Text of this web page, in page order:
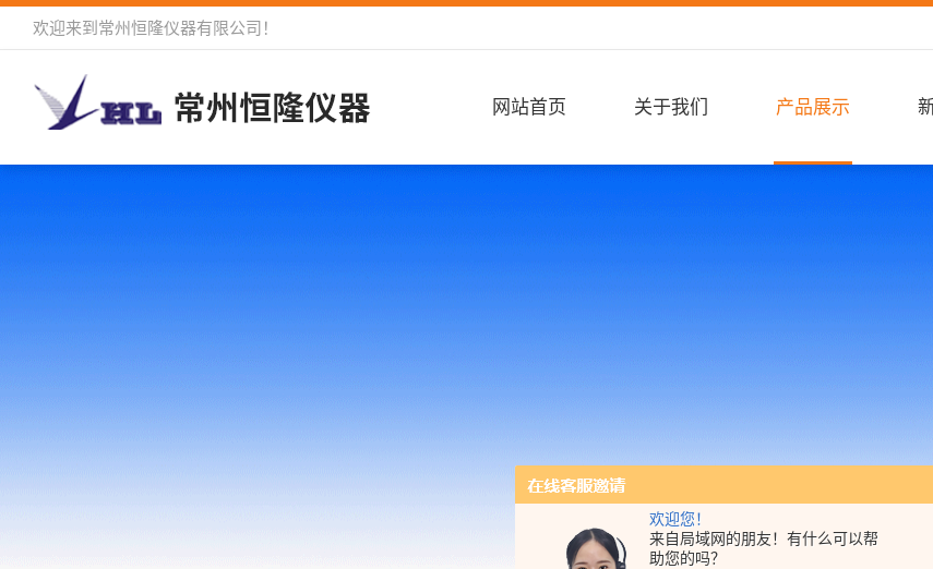
欢迎您！
来自局域网的朋友！有什么可以帮
助您的吗？
欢迎来到 常州恒隆仪器有限公司 ！
网站首页 关于我们 产品展示